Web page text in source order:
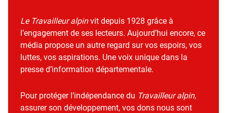
Le Travailleur alpinvit depuis 1928 grâce à
l’engagement de ses lecteurs. Aujourd’hui encore, ce
média propose un autre regard sur vos espoirs, vos
luttes, vos aspirations. Une voix unique dans la
presse d’information départementale.
Pour protéger l’indépendance du Travailleur alpin,
assurer son développement, vos dons nous sont